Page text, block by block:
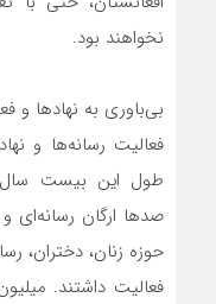
نخواهند بود.
بی‌باوری به نهادها و
فعالیت رسانه‌ها و
طول این بیست سال
صدها ارگان رسانه‌ای
حوزه زنان، دختران،
فعالیت داشتند.